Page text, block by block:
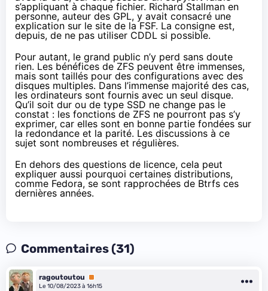
s’appliquant à chaque fichier. Richard Stallman en
personne, auteur des GPL, y avait consacré une
explication sur le site de la FSF. La consigne est,
depuis, de ne pas utiliser CDDL si possible.
Pour autant, le grand public n’y perd sans doute
rien. Les bénéfices de ZFS peuvent être immenses,
mais sont taillés pour des configurations avec des
disques multiples. Dans l’immense majorité des cas,
les ordinateurs sont fournis avec un seul disque.
Qu’il soit dur ou de type SSD ne change pas le
constat : les fonctions de ZFS ne pourront pas s’y
exprimer, car elles sont en bonne partie fondées sur
la redondance et la parité. Les discussions à ce
sujet sont nombreuses et régulières.
En dehors des questions de licence, cela peut
expliquer aussi pourquoi certaines distributions,
comme Fedora, se sont rapprochées de Btrfs ces
dernières années.
Commentaires (31)
ragoutoutou
Premium
Le 10/08/2023 à 16h15